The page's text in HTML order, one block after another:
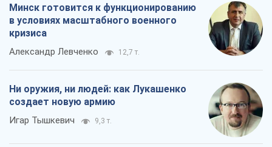
Минск готовится к функционированию
в условиях масштабного военного
кризиса
Александр Левченко 12,7 т.
Ни оружия, ни людей: как Лукашенко
создает новую армию
Игар Тышкевич 9,3 т.